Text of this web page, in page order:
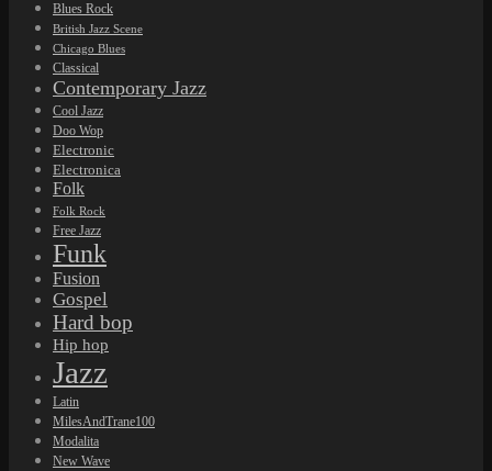
Blues Rock
British Jazz Scene
Chicago Blues
Classical
Contemporary Jazz
Cool Jazz
Doo Wop
Electronic
Electronica
Folk
Folk Rock
Free Jazz
Funk
Fusion
Gospel
Hard bop
Hip hop
Jazz
Latin
MilesAndTrane100
Modalita
New Wave